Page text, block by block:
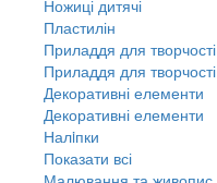
Ножиці дитячі
Пластилін
Приладдя для творчості
Приладдя для творчості
Декоративні елементи
Декоративні елементи
Налiпки
Показати всі